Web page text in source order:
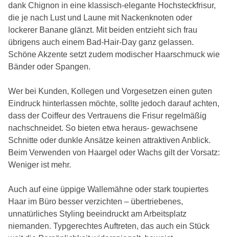
dank Chignon in eine klassisch-elegante Hochsteckfrisur,
die je nach Lust und Laune mit Nackenknoten oder
lockerer Banane glänzt. Mit beiden entzieht sich frau
übrigens auch einem Bad-Hair-Day ganz gelassen.
Schöne Akzente setzt zudem modischer Haarschmuck wie
Bänder oder Spangen.
Wer bei Kunden, Kollegen und Vorgesetzen einen guten
Eindruck hinterlassen möchte, sollte jedoch darauf achten,
dass der Coiffeur des Vertrauens die Frisur regelmäßig
nachschneidet. So bieten etwa heraus- gewachsene
Schnitte oder dunkle Ansätze keinen attraktiven Anblick.
Beim Verwenden von Haargel oder Wachs gilt der Vorsatz:
Weniger ist mehr.
Auch auf eine üppige Wallemähne oder stark toupiertes
Haar im Büro besser verzichten – übertriebenes,
unnatürliches Styling beeindruckt am Arbeitsplatz
niemanden. Typgerechtes Auftreten, das auch ein Stück